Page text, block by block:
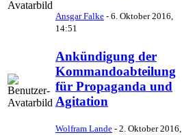
Ansgar Falke - 6. Oktober 2016,
14:51
Ankündigung der
Kommandoabteilung
für Propaganda und
Agitation
Wolfram Lande - 2. Oktober 2016,